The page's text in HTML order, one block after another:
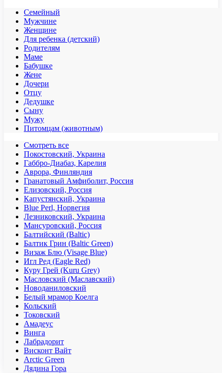
Семейный
Мужчине
Женщине
Для ребенка (детский)
Родителям
Маме
Бабушке
Жене
Дочери
Отцу
Дедушке
Сыну
Мужу
Питомцам (животным)
Смотреть все
Покостовский, Украина
Габбро-Диабаз, Карелия
Аврора, Финляндия
Гранатовый Амфиболит, Россия
Елизовский, Россия
Капустянский, Украина
Blue Perl, Норвегия
Лезниковский, Украина
Мансуровский, Россия
Балтийский (Baltic)
Балтик Грин (Baltic Green)
Визаж Блю (Visage Blue)
Игл Ред (Eagle Red)
Куру Грей (Kuru Grey)
Масловский (Маславский)
Новоданиловский
Белый мрамор Коелга
Кольский
Токовский
Амадеус
Винга
Лабрадорит
Висконт Вайт
Аrctic Green
Дядина Гора